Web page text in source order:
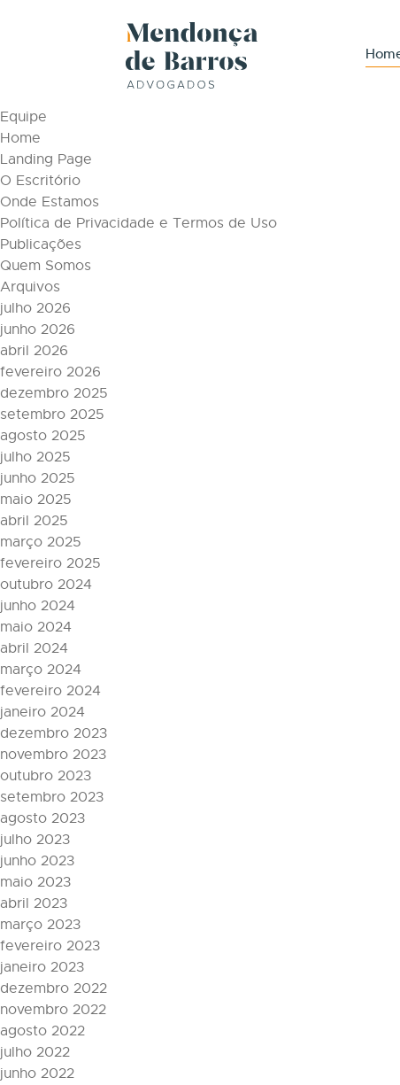
Equipe
Home
Landing Page
O Escritório
Onde Estamos
Política de Privacidade e Termos de Uso
Publicações
Quem Somos
Arquivos
julho 2026
junho 2026
abril 2026
fevereiro 2026
dezembro 2025
setembro 2025
agosto 2025
julho 2025
junho 2025
maio 2025
abril 2025
março 2025
fevereiro 2025
outubro 2024
junho 2024
maio 2024
abril 2024
março 2024
fevereiro 2024
janeiro 2024
dezembro 2023
novembro 2023
outubro 2023
setembro 2023
agosto 2023
julho 2023
junho 2023
maio 2023
abril 2023
março 2023
fevereiro 2023
janeiro 2023
dezembro 2022
novembro 2022
agosto 2022
julho 2022
junho 2022